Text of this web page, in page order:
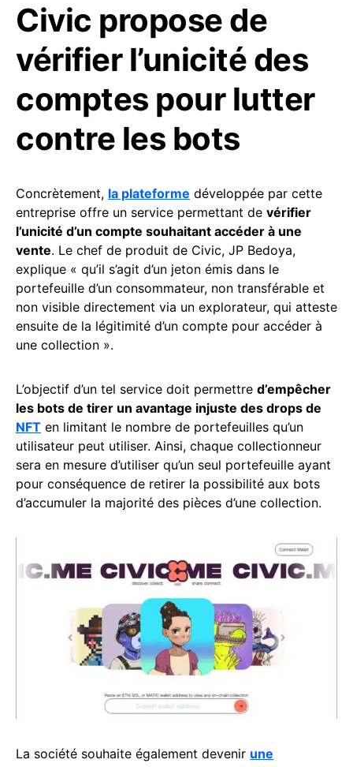
Civic propose de
vérifier l’unicité des
comptes pour lutter
contre les bots
Concrètement, la plateforme développée par cette
entreprise offre un service permettant de vérifier
l’unicité d’un compte souhaitant accéder à une
vente. Le chef de produit de Civic, JP Bedoya,
explique « qu’il s’agit d’un jeton émis dans le
portefeuille d’un consommateur, non transférable et
non visible directement via un explorateur, qui atteste
ensuite de la légitimité d’un compte pour accéder à
une collection ».
L’objectif d’un tel service doit permettre d’empêcher
les bots de tirer un avantage injuste des drops de
NFT en limitant le nombre de portefeuilles qu’un
utilisateur peut utiliser. Ainsi, chaque collectionneur
sera en mesure d’utiliser qu’un seul portefeuille ayant
pour conséquence de retirer la possibilité aux bots
d’accumuler la majorité des pièces d’une collection.
La société souhaite également devenir une